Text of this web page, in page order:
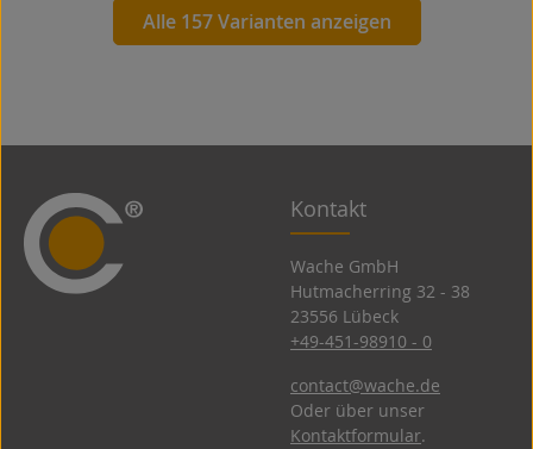
Alle 157 Varianten anzeigen
Kontakt
Wache GmbH
Hutmacherring 32 ­- 38
23556 Lübeck
+49-451-98910 - 0
contact@wache.de
Oder über unser
Kontaktformular.